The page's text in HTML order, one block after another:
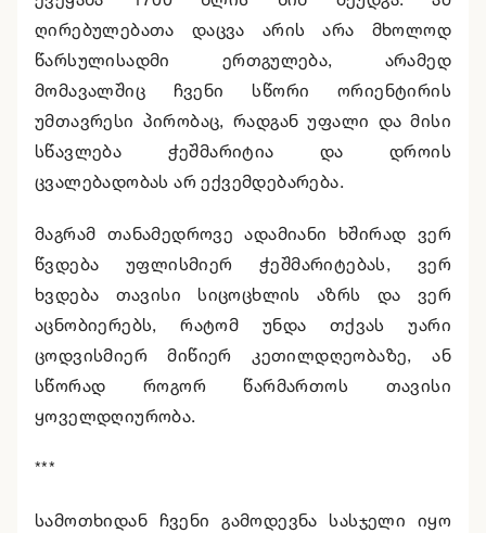
ღირებულებათა დაცვა არის არა მხოლოდ
წარსულისადმი ერთგულება, არამედ
მომავალშიც ჩვენი სწორი ორიენტირის
უმთავრესი პირობაც, რადგან უფალი და მისი
სწავლება ჭეშმარიტია და დროის
ცვალებადობას არ ექვემდებარება.
მაგრამ თანამედროვე ადამიანი ხშირად ვერ
წვდება უფლისმიერ ჭეშმარიტებას, ვერ
ხვდება თავისი სიცოცხლის აზრს და ვერ
აცნობიერებს, რატომ უნდა თქვას უარი
ცოდვისმიერ მიწიერ კეთილდღეობაზე, ან
სწორად როგორ წარმართოს თავისი
ყოველდღიურობა.
***
სამოთხიდან ჩვენი გამოდევნა სასჯელი იყო